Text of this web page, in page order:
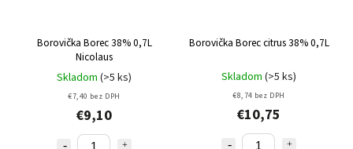
Borovička Borec 38% 0,7L
Nicolaus
Skladom (>5 ks)
€7,40 bez DPH
€9,10
Borovička Borec citrus 38% 0,7L
Skladom (>5 ks)
€8,74 bez DPH
€10,75